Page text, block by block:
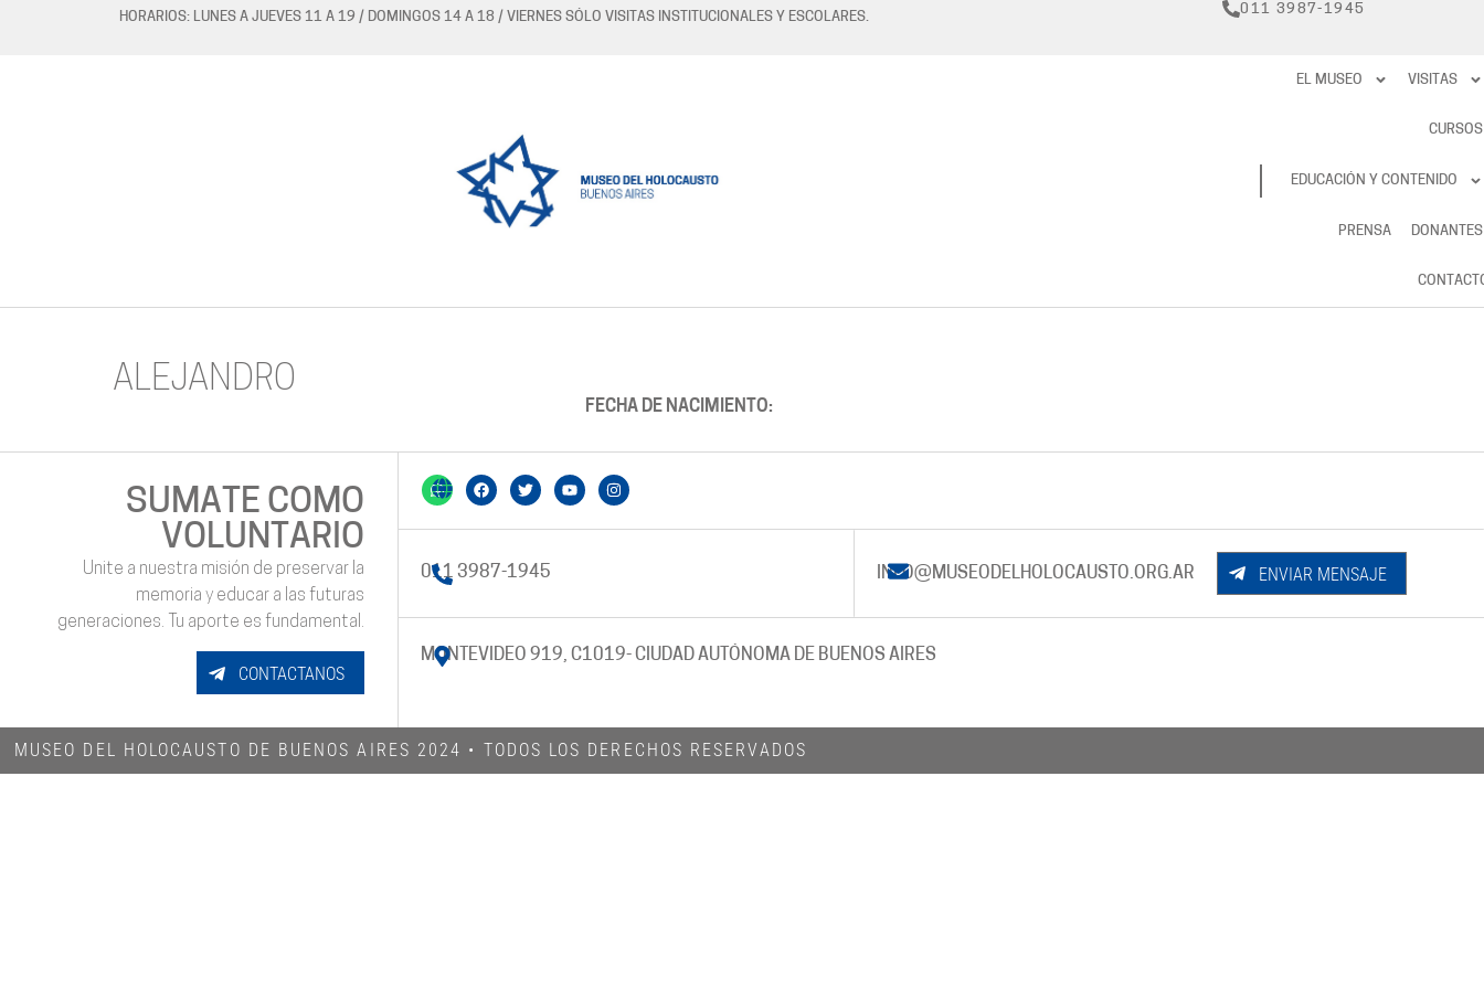
HORARIOS: LUNES A JUEVES 11 A 19 / DOMINGOS 14 A 18 / VIERNES SÓLO VISITAS INSTITUCIONALES Y ESCOLARES.
011 3987-1945
RESERVAS
EL MUSEO VISITAS
CURSOS
EDUCACIÓN Y CONTENIDO
PRENSA DONANTES
ALEJANDRO
FECHA DE NACIMIENTO:
SUMATE COMO
VOLUNTARIO
Unite a nuestra misión de preservar la
memoria y educar a las futuras
generaciones. Tu aporte es fundamental.
CONTACTANOS
011 3987-1945 INFO@MUSEODELHOLOCAUSTO.ORG.AR ENVIAR MENSAJE
MONTEVIDEO 919, C1019- CIUDAD AUTÓNOMA DE BUENOS AIRES
MUSEO DEL HOLOCAUSTO DE BUENOS AIRES 2024​ • TODOS LOS DERECHOS RESERVADOS